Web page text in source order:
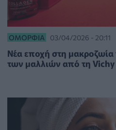
ΟΜΟΡΦΙΆ 03/04/2026 - 20:11
Νέα εποχή στη μακροζωία
των μαλλιών από τη Vichy